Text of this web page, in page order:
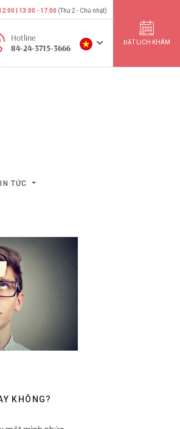
| 13:00 - 17:00 (Thứ 2 - Chủ nhật)
Hotline
84-24-3715-3666
ĐẶT LỊCH KHÁM
TỨC
KHÔNG?